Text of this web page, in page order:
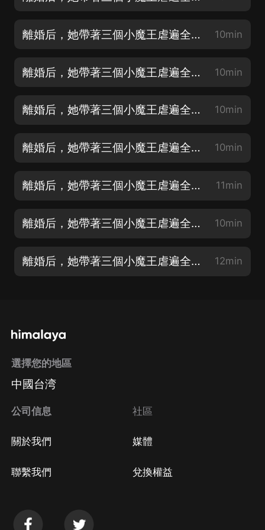
離婚后，她帶著三個小魔王虐遍全球-第0002集-臭小子又跑了 10min
離婚后，她帶著三個小魔王虐遍全球-第0003集-顧兜兜，好樣的 10min
離婚后，她帶著三個小魔王虐遍全球-第0004集-那女的不像好人 10min
離婚后，她帶著三個小魔王虐遍全球-第0005集-一模一樣的名字 10min
離婚后，她帶著三個小魔王虐遍全球-第0006集-老媽，大渣男要找你麻煩啦 11min
離婚后，她帶著三個小魔王虐遍全球-第0007集-不介意讓你更疼 10min
離婚后，她帶著三個小魔王虐遍全球-第0008集-這是什麼牌子的狗男人 12min
選擇您的地區
中國台湾
公司信息
關於我們
聯繫我們
社區
媒體
兌換權益